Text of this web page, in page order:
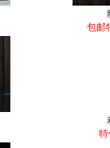
包邮
特